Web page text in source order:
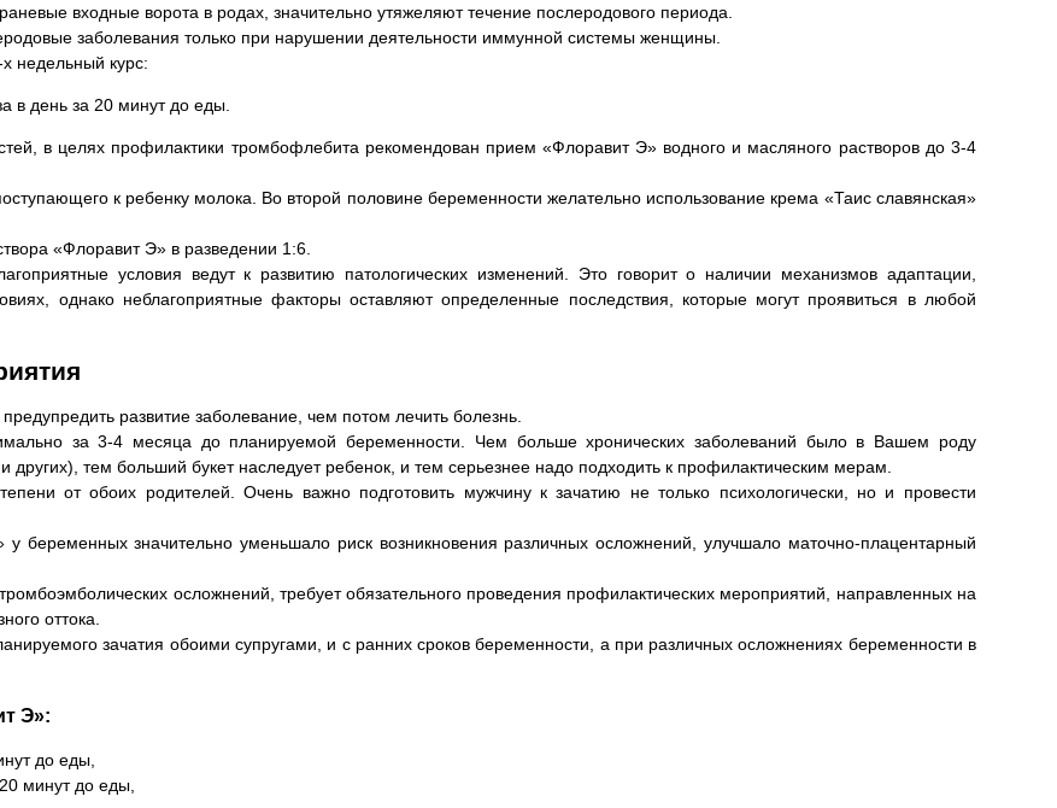
входные ворота в родах, значительно утяжеляют течение послеродового периода.
заболевания только при нарушении деятельности иммунной системы женщины.
недельный курс:
в день за 20 минут до еды.
в целях профилактики тромбофлебита рекомендован прием «Флоравит Э» водного и масляного растворов до 3-4
к ребенку молока. Во второй половине беременности желательно использование крема «Таис славянская»
«Флоравит Э» в разведении 1:6.
условия ведут к развитию патологических изменений. Это говорит о наличии механизмов адаптации,
однако неблагоприятные факторы оставляют определенные последствия, которые могут проявиться в любой
развитие заболевание, чем потом лечить болезнь.
за 3-4 месяца до планируемой беременности. Чем больше хронических заболеваний было в Вашем роду
тем больший букет наследует ребенок, и тем серьезнее надо подходить к профилактическим мерам.
от обоих родителей. Очень важно подготовить мужчину к зачатию не только психологически, но и провести
беременных значительно уменьшало риск возникновения различных осложнений, улучшало маточно-плацентарный
осложнений, требует обязательного проведения профилактических мероприятий, направленных на
оттока.
зачатия обоими супругами, и с ранних сроков беременности, а при различных осложнениях беременности в
Э»:
до еды,
минут до еды,